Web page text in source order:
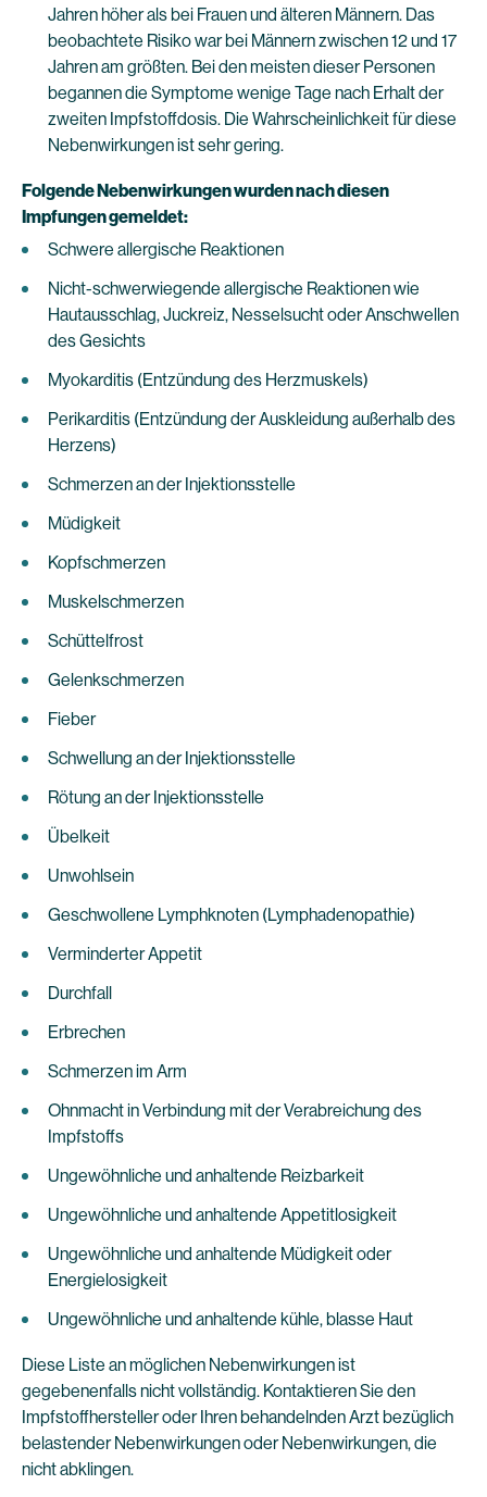
Jahren höher als bei Frauen und älteren Männern. Das
beobachtete Risiko war bei Männern zwischen 12 und 17
Jahren am größten. Bei den meisten dieser Personen
begannen die Symptome wenige Tage nach Erhalt der
zweiten Impfstoffdosis. Die Wahrscheinlichkeit für diese
Nebenwirkungen ist sehr gering.
Folgende Nebenwirkungen wurden nach diesen
Impfungen gemeldet:
Schwere allergische Reaktionen
Nicht-schwerwiegende allergische Reaktionen wie
Hautausschlag, Juckreiz, Nesselsucht oder Anschwellen
des Gesichts
Myokarditis (Entzündung des Herzmuskels)
Perikarditis (Entzündung der Auskleidung außerhalb des
Herzens)
Schmerzen an der Injektionsstelle
Müdigkeit
Kopfschmerzen
Muskelschmerzen
Schüttelfrost
Gelenkschmerzen
Fieber
Schwellung an der Injektionsstelle
Rötung an der Injektionsstelle
Übelkeit
Unwohlsein
Geschwollene Lymphknoten (Lymphadenopathie)
Verminderter Appetit
Durchfall
Erbrechen
Schmerzen im Arm
Ohnmacht in Verbindung mit der Verabreichung des
Impfstoffs
Ungewöhnliche und anhaltende Reizbarkeit
Ungewöhnliche und anhaltende Appetitlosigkeit
Ungewöhnliche und anhaltende Müdigkeit oder
Energielosigkeit
Ungewöhnliche und anhaltende kühle, blasse Haut
Diese Liste an möglichen Nebenwirkungen ist
gegebenenfalls nicht vollständig. Kontaktieren Sie den
Impfstoffhersteller oder Ihren behandelnden Arzt bezüglich
belastender Nebenwirkungen oder Nebenwirkungen, die
nicht abklingen.